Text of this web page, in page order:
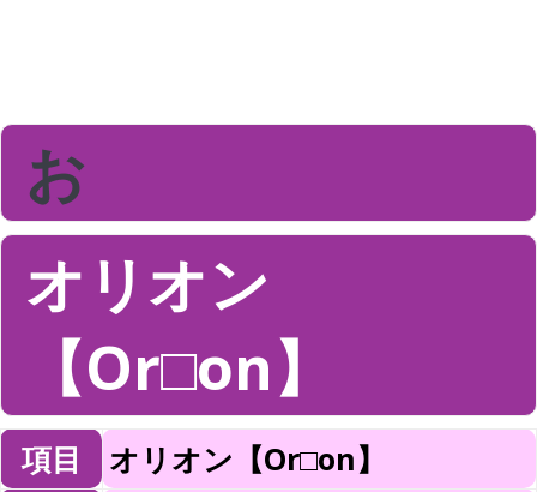
お
オリオン
【Or□on】
項目 オリオン【Or□on】